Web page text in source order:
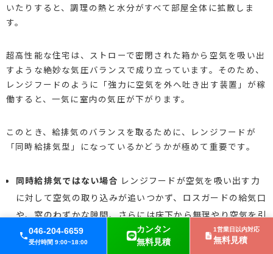
046-204-6659
受付時間 9:00~18:00
カンタン
無料見積
1営業日以内対応
無料見積
いたりすると、調理の熱と水分がすべて部屋全体に拡散しま
す。
超高性能な住宅は、ストローで密閉された箱から空気を吸い出
すような絶妙な気圧バランスで成り立っています。そのため、
レンジフードのように「強力に空気を外へ吐き出す装置」が稼
働すると、一気に室内の気圧が下がります。
このとき、給排気のバランスを取るために、レンジフードが
「同時給排気型」になっているかどうかが極めて重要です。
同時給排気ではない場合 レンジフードが空気を吸い出す力
に対して空気の取り込みが追いつかず、ロスガードの給気口
や、窓のわずかな隙間、さらには床下から無理やり空気を引
っ張ろうとします。これにより計画換気のルートが完全に崩
壊します。